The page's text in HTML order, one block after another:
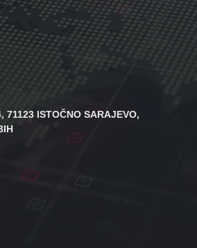
71123 ISTOČNO SARAJEVO,